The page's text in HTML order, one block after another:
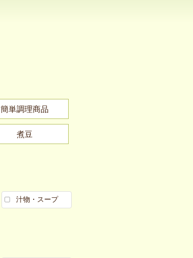
簡単調理商品
煮豆
汁物・スープ